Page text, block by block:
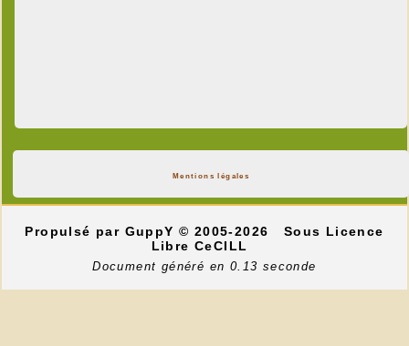
Mentions légales
Propulsé par GuppY© 2005-2026
Sous Licence
Libre CeCILL
Document généré en 0.13 seconde